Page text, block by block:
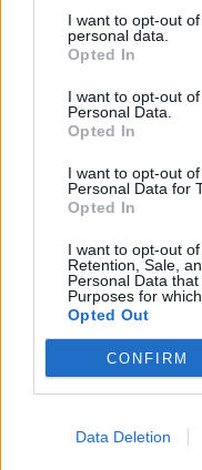
I want to opt-out
personal data.
Opted In
I want to opt-out
Personal Data.
Opted In
I want to opt-out
Personal Data for
Opted In
I want to opt-out
Retention, Sale,
Personal Data
Purposes for
Opted Out
CONFIRM
Data Deletion
A rovat